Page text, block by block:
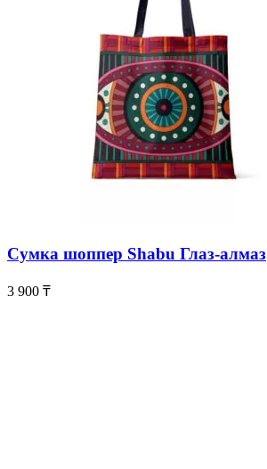
Сумка шоппер Shabu Глаз-алмаз
3 900 ₸